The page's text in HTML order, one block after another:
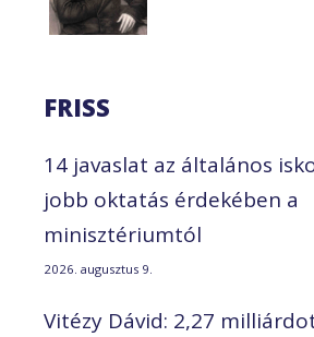
FRISS
14 javaslat az általános
jobb oktatás érdekében a
minisztériumtól
2026. augusztus 9.
Vitézy Dávid: 2,27